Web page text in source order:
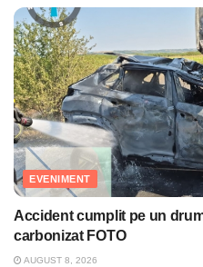
EVENIMENT
Accident cumplit pe un
carbonizat FOTO
AUGUST 8, 2026